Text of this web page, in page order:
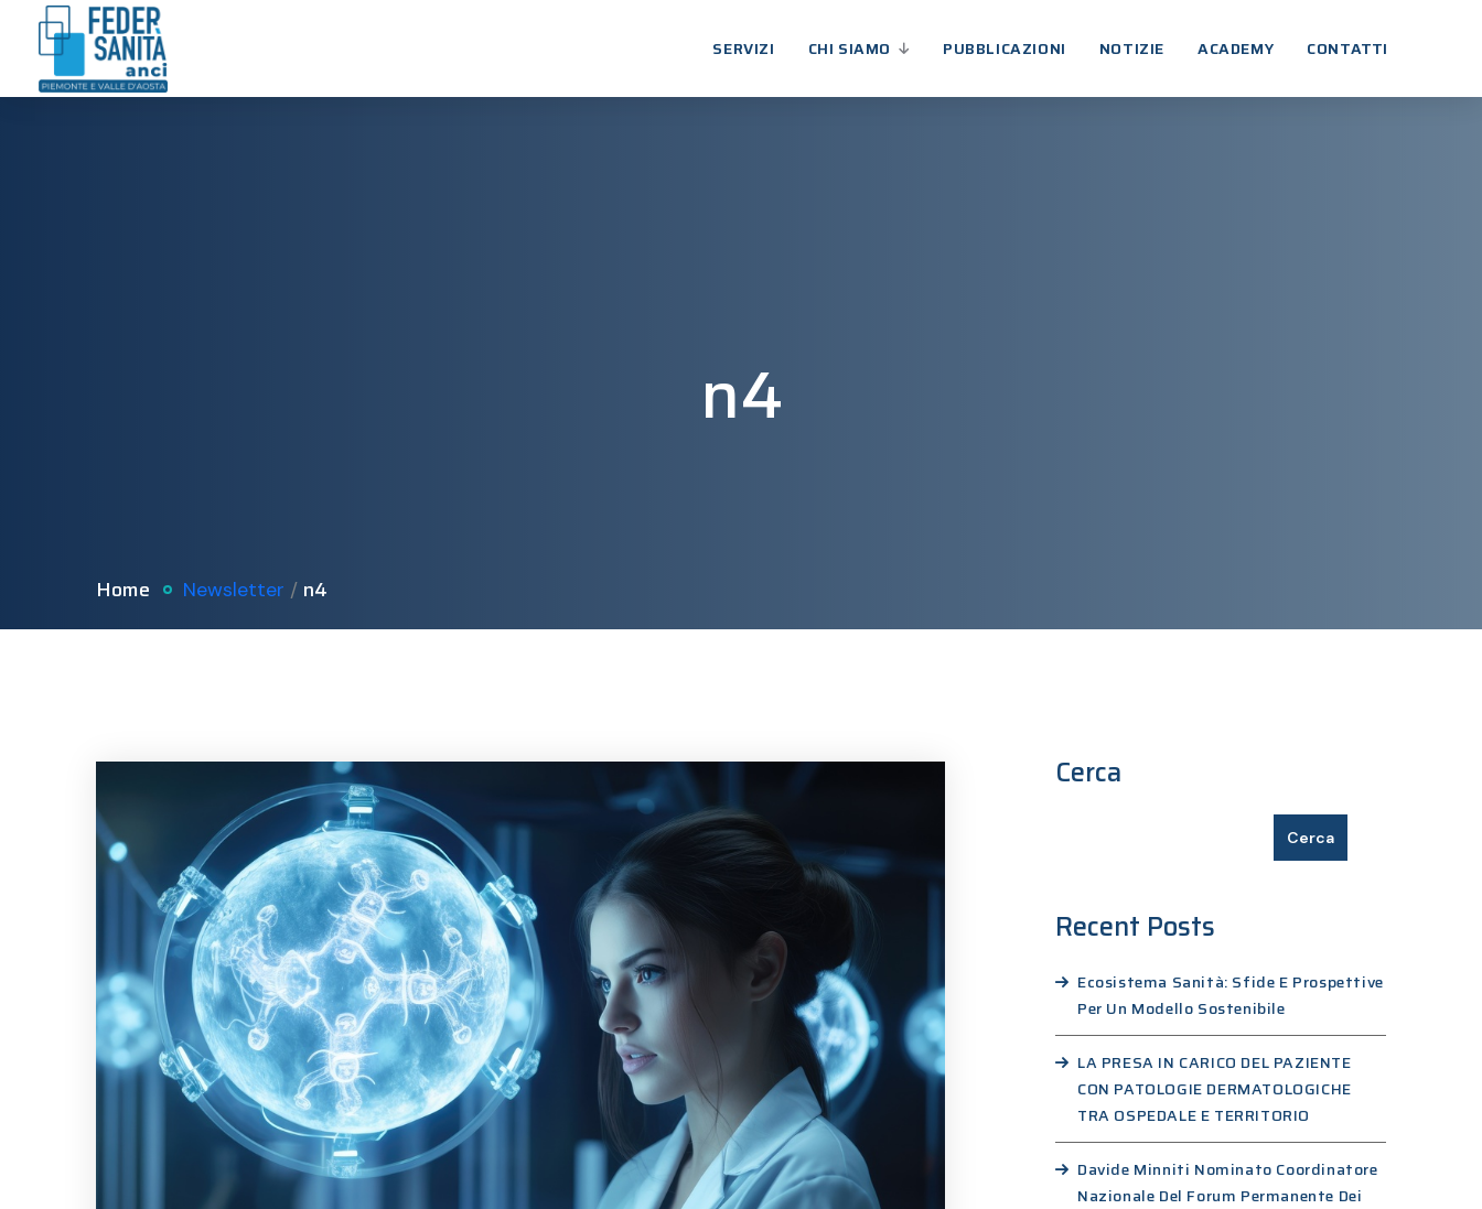
SERVIZI CHI SIAMO PUBBLICAZIONI NOTIZIE ACADEMY CONTATTI
n4
Home Newsletter / n4
Cerca
Cerca
Recent Posts
Ecosistema Sanità: Sfide E Prospettive
Per Un Modello Sostenibile
LA PRESA IN CARICO DEL PAZIENTE
CON PATOLOGIE DERMATOLOGICHE
TRA OSPEDALE E TERRITORIO
Davide Minniti Nominato Coordinatore
Nazionale Del Forum Permanente Dei